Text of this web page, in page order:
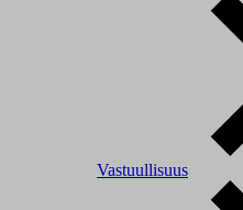
Vastuullisuus